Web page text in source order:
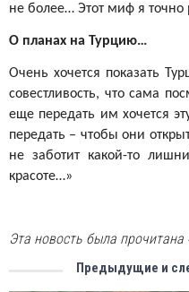
не более… Этот миф я точно
О планах на Турцию…
Очень хочется показать
совестливость, что сама
еще передать им хочется
передать – чтобы они
не заботит какой-то
красоте…»
Эта новость была прочитана
Предыдущие и